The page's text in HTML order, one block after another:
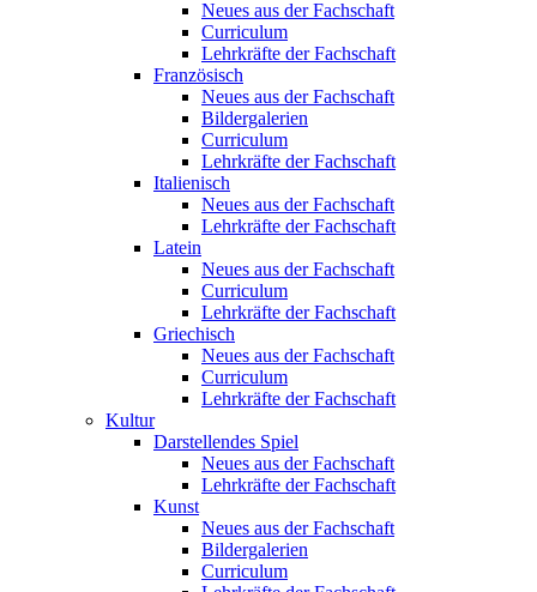
Neues aus der Fachschaft
Curriculum
Lehrkräfte der Fachschaft
Französisch
Neues aus der Fachschaft
Bildergalerien
Curriculum
Lehrkräfte der Fachschaft
Italienisch
Neues aus der Fachschaft
Lehrkräfte der Fachschaft
Latein
Neues aus der Fachschaft
Curriculum
Lehrkräfte der Fachschaft
Griechisch
Neues aus der Fachschaft
Curriculum
Lehrkräfte der Fachschaft
Kultur
Darstellendes Spiel
Neues aus der Fachschaft
Lehrkräfte der Fachschaft
Kunst
Neues aus der Fachschaft
Bildergalerien
Curriculum